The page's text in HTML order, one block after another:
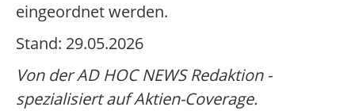
eingeordnet werden.
Stand: 29.05.2026
Von der AD HOC NEWS Redaktion -
spezialisiert auf Aktien-Coverage.